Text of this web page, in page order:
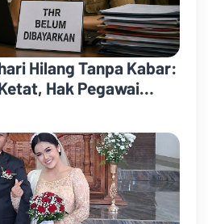
Hilang Tanpa Kabar:
Hak Pegawai